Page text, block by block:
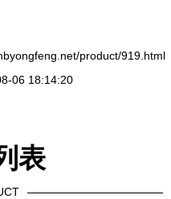
product/919.html
06 18:14:20
表